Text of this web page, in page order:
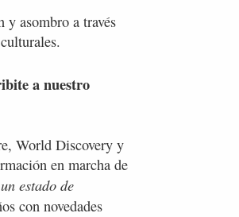
asombro a través
a nuestro
World Discovery y
en marcha de
estado de
con novedades